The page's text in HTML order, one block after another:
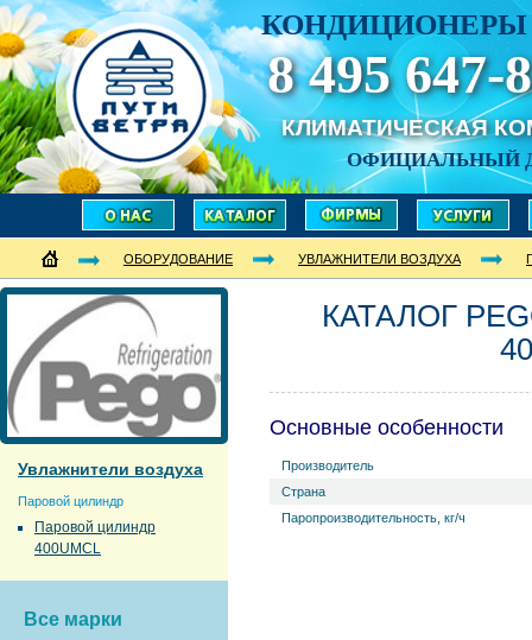
КОНДИЦИОНЕРЫ
8 495 647-
КЛИМАТИЧЕСКАЯ
ОФИЦИАЛЬНЫЙ
ОБОРУДОВАНИЕ УВЛАЖНИТЕЛИ ВОЗДУХА
Увлажнители воздуха
Паровой цилиндр
Паровой цилиндр
400UMCL
Все марки
КАТАЛОГ
Основные особенности
Производитель
Страна
Паропроизводительность, кг/ч